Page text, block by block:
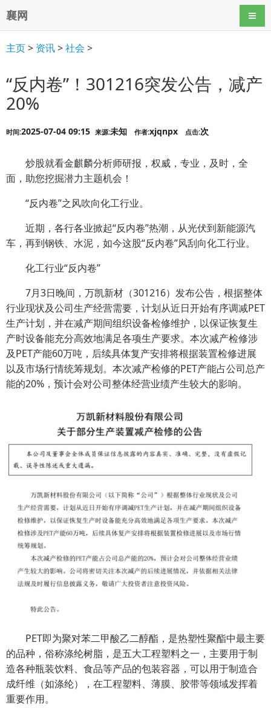
襄网 导航
主页> 资讯>社会 >
“反内卷”！301216突发公告，减产
20%
时间:2025-07-04 09:15 来源:未知 作者:xjqnpx 点击:次
炒股就看金麒麟分析师研报，权威，专业，及时，全
面，助您挖掘潜力主题机会！
“反内卷”之风吹向化工行业。
近期，各行各业掀起“反内卷”热潮，从光伏到新能源汽
车，再到钢铁、水泥，如今这股“反内卷”风刮向化工行业。
化工行业“反内卷”
7月3日晚间，万凯新材（301216）发布公告，根据整体
行业现状及公司生产经营需要，计划从近日开始有序调减PET
生产计划，并在减产期间组织设备检修维护，以保证恢复生
产时设备能充分高效地满足各项生产要求。本次减产检修涉
及PET产能60万吨，后续具体复产安排将根据装置检修进展
以及市场行情统筹规划。本次减产检修的PET产能占公司总产
能的20%，预计会对公司整体经营业绩产生较大的影响。
PET即为聚对苯二甲酸乙二醇酯，是热塑性聚酯中最主要
的品种，俗称涤纶树脂，是五大工程塑料之一，主要用于制
造各种瓶装饮料、食品等产品的包装容器，可以用于制造合
成纤维（如涤纶），在工程塑料、薄膜、胶带等领域发挥着
重要作用。